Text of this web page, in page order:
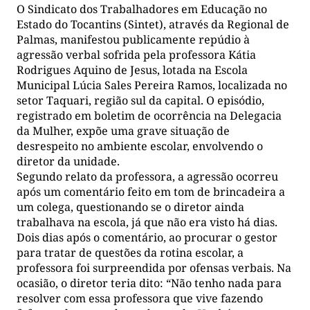
O Sindicato dos Trabalhadores em Educação no
Estado do Tocantins (Sintet), através da Regional de
Palmas, manifestou publicamente repúdio à
agressão verbal sofrida pela professora Kátia
Rodrigues Aquino de Jesus, lotada na Escola
Municipal Lúcia Sales Pereira Ramos, localizada no
setor Taquari, região sul da capital. O episódio,
registrado em boletim de ocorrência na Delegacia
da Mulher, expõe uma grave situação de
desrespeito no ambiente escolar, envolvendo o
diretor da unidade.
Segundo relato da professora, a agressão ocorreu
após um comentário feito em tom de brincadeira a
um colega, questionando se o diretor ainda
trabalhava na escola, já que não era visto há dias.
Dois dias após o comentário, ao procurar o gestor
para tratar de questões da rotina escolar, a
professora foi surpreendida por ofensas verbais. Na
ocasião, o diretor teria dito: “Não tenho nada para
resolver com essa professora que vive fazendo